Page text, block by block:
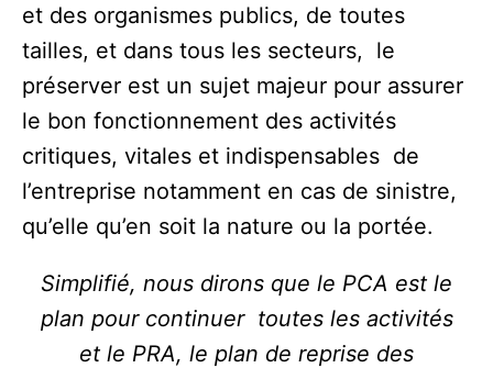
et des organismes publics, de toutes
tailles, et dans tous les secteurs, le
préserver est un sujet majeur pour assurer
le bon fonctionnement des activités
critiques, vitales et indispensables de
l’entreprise notamment en cas de sinistre,
qu’elle qu’en soit la nature ou la portée.
Simplifié, nous dirons que le PCA est le
plan pour continuer toutes les activités
et le PRA, le plan de reprise des